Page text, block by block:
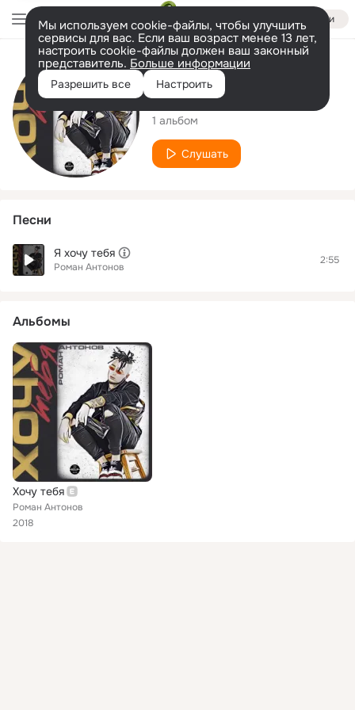
Войти
Мы используем cookie-файлы, чтобы улучшить
сервисы для вас. Если ваш возраст менее 13 лет,
настроить cookie-файлы должен ваш законный
представитель. Больше информации
Разрешить все Настроить
Исполнитель
Роман Антонов
1 альбом
Слушать
Песни
Я хочу тебя
Роман Антонов
2:55
Альбомы
Хочу тебя
Роман Антонов
2018